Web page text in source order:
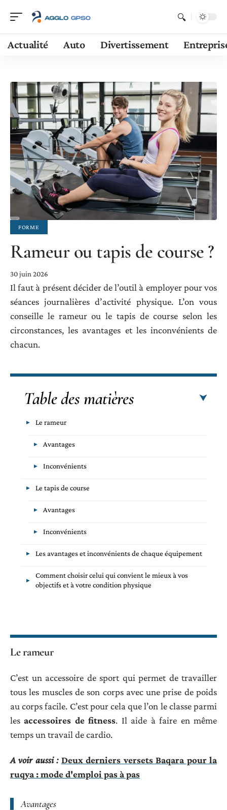
Actualité Auto Divertissement
FORME
Rameur ou tapis de course ?
30 juin 2026
Il faut à présent décider de l’outil à employer pour vos
séances journalières d’activité physique. L’on vous
conseille le rameur ou le tapis de course selon les
circonstances, les avantages et les inconvénients de
chacun.
Table des matières
Le rameur
Avantages
Inconvénients
Le tapis de course
Avantages
Inconvénients
Les avantages et inconvénients de chaque équipement
Comment choisir celui qui convient le mieux à vos
objectifs et à votre condition physique
Le rameur
C’est un accessoire de sport qui permet de travailler
tous les muscles de son corps avec une prise de poids
au corps facile. C’est pour cela que l’on le classe parmi
lesaccessoires de fitness. Il aide à faire en même
temps un travail de cardio.
A voir aussi : Deux derniers versets Baqara pour la
ruqya : mode d'emploi pas à pas
Avantages